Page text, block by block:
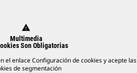
warning
Multimedia
Son Obligatorias
el enlace Configuración de cookies y acepte las
de segmentación